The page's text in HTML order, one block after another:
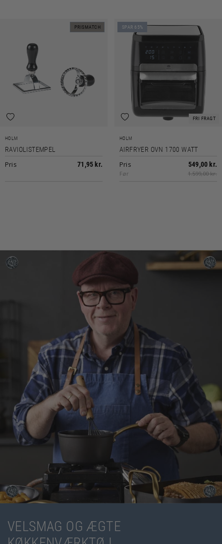
PRISMATCH
HOLM
RAVIOLISTEMPEL
Pris 71,95 kr.
SPAR 65%
FRI FRAGT
HOLM
AIRFRYER OVN 1700 WATT
Pris 549,00 kr.
Før 1.599,00 kr.
VELSMAG OG ÆGTE